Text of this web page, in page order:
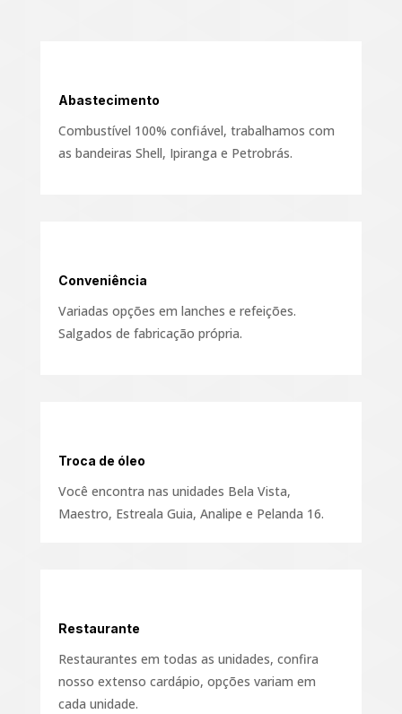
Abastecimento
Combustível 100% confiável, trabalhamos com
as bandeiras Shell, Ipiranga e Petrobrás.
Conveniência
Variadas opções em lanches e refeições.
Salgados de fabricação própria.
Troca de óleo
Você encontra nas unidades Bela Vista,
Maestro, Estreala Guia, Analipe e Pelanda 16.
Restaurante
Restaurantes em todas as unidades, confira
nosso extenso cardápio, opções variam em
cada unidade.